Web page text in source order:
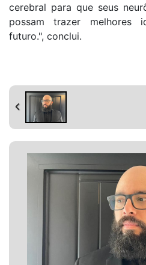
cerebral para que seus
possam trazer melhores
futuro.", conclui.